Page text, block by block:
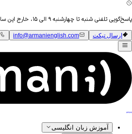
پاسخ‌گویی تلفنی شنبه تا چهارشنبه ۹ الی ۱۵، خارج این ساعات از طریق ارسال ایمیل
ارسال تیکت info@armanienglish.com
آموزش زبان انگلیسی